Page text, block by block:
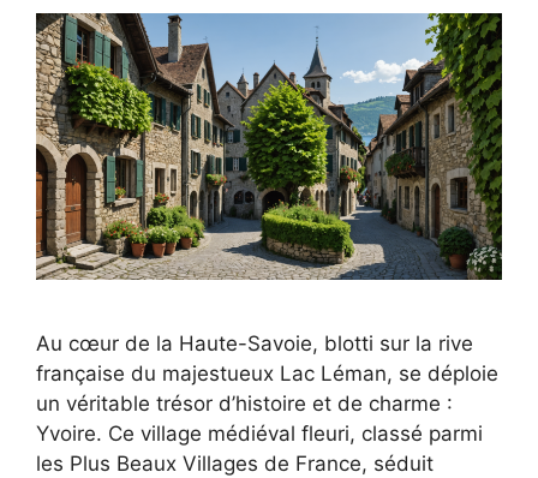
Au cœur de la Haute-Savoie, blotti sur la rive
française du majestueux Lac Léman, se déploie
un véritable trésor d’histoire et de charme :
Yvoire. Ce village médiéval fleuri, classé parmi
les Plus Beaux Villages de France, séduit